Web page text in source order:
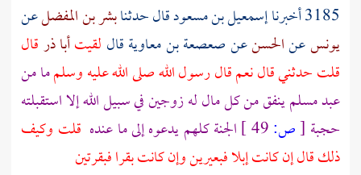
3185 أخبرنا إسمعيل بن مسعودقال حدثنابشر بن المفضلعن
يونسعنالحسنعنصعصعة بن معاويةقال لقيتأبا ذرقال
قلت حدثني قال نعم قال رسول الله صلى الله عليه وسلمما من
عبد مسلم ينفق من كل مال له زوجين في سبيل الله إلا استقبلته
حجبة [ص: الجنة كلهم يدعوه إلى ما عنده قلت وكيف
ذلك قال إن كانت إبلا فبعيرين وإن كانت بقرا فبقرتين